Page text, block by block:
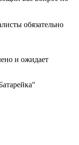
обязательно
и ожидает